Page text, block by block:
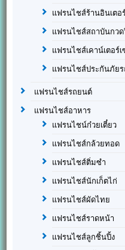
แฟรนไชส์ร้านอินเตอ
แฟรนไชส์สถาบันกวด
แฟรนไชส์เคาน์เตอร์
แฟรนไชส์ประกันภัย
แฟรนไชส์รถยนต์
แฟรนไชส์อาหาร
แฟรนไชน์ก๋วยเตี๋ยว
แฟรนไชส์กล้วยทอด
แฟรนไชส์ติ่มซำ
แฟรนไชส์นักเก็ตไก่
แฟรนไชส์ผัดไทย
แฟรนไชส์ราดหน้า
แฟรนไชส์ลูกชิ้นปิ้ง